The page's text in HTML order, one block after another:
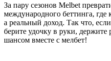
За пару сезонов Melbet
международного беттинга,
а реальный доход. Так что,
берите удочку в руки, держите
шансом вместе с мелбет!